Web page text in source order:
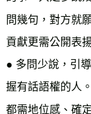
問幾句，對方就
貢獻更需公開表
● 多問少說，引
握有話語權的人。
都需地位感、確